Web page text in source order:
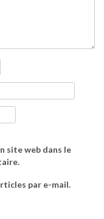
site web dans le
par e-mail.